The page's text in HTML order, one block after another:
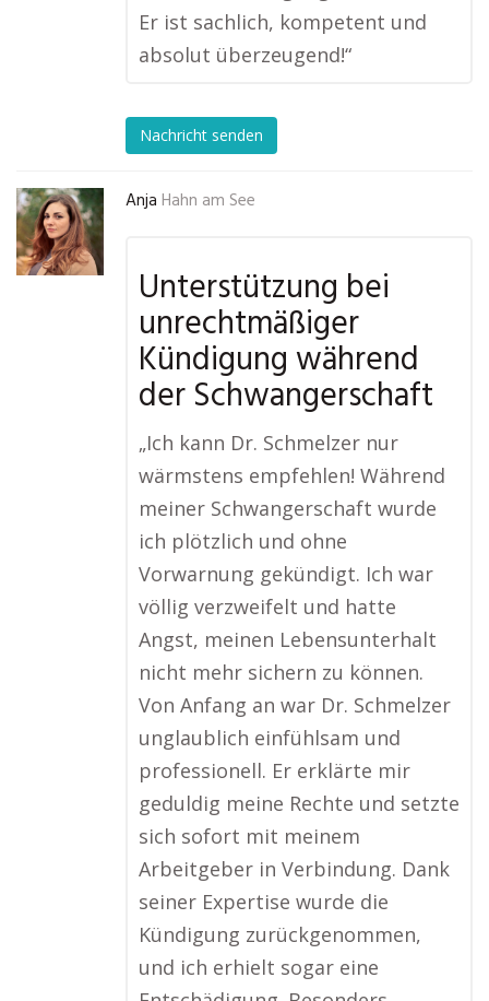
Er ist sachlich, kompetent und
absolut überzeugend!“
Nachricht senden
Anja Hahn am See
Unterstützung bei
unrechtmäßiger
Kündigung während
der Schwangerschaft
„Ich kann Dr. Schmelzer nur
wärmstens empfehlen! Während
meiner Schwangerschaft wurde
ich plötzlich und ohne
Vorwarnung gekündigt. Ich war
völlig verzweifelt und hatte
Angst, meinen Lebensunterhalt
nicht mehr sichern zu können.
Von Anfang an war Dr. Schmelzer
unglaublich einfühlsam und
professionell. Er erklärte mir
geduldig meine Rechte und setzte
sich sofort mit meinem
Arbeitgeber in Verbindung. Dank
seiner Expertise wurde die
Kündigung zurückgenommen,
und ich erhielt sogar eine